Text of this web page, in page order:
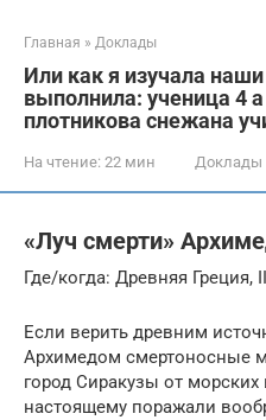
Главная » Доклады
Или как я изучала
выполнила: ученица 4
плотникова снежана
На чтение: 22 мин Доклады
«Луч смерти»
Где/когда: Древняя
Если верить древним
Архимедом смертоносные
город Сиракузы от
настоящему поражали